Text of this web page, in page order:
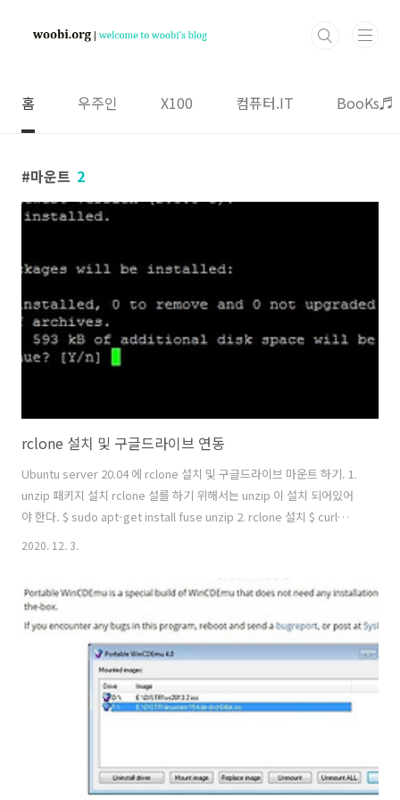
홈 우주인 X100 컴퓨터.IT BooKs♬
마운트 2
rclone 설치 및 구글드라이브 연동
Ubuntu server 20.04 에 rclone 설치 및 구글드라이브 마운트 하기. 1.
unzip 패키지 설치 rclone 설를 하기 위해서는 unzip 이 설치 되어있어
야 한다. $ sudo apt-get install fuse unzip 2. rclone 설치 $ curl
https://rclone.org/install.sh | sudo bash 3. rclone 실행 및 구글드
google (임의로 적는다.) 구글 드라이브 번호 확인(13번, 12번 아님)
Storage> 13 입력 client_id> 입력하지 않고 확인. client_secret> 입
력하지 않고 확인 scope> 1번 입력 root_fo..
2020. 12. 3.